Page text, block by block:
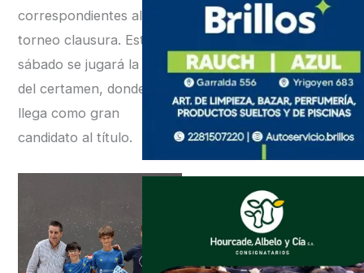
correspondientes al
torneo clausura. Este
sábado se jugará la final
del certamen, donde Boca
llega como gran
candidato al título.